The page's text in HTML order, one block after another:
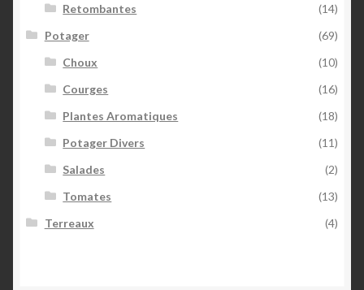
Retombantes
(14)
Potager
(69)
Choux
(10)
Courges
(16)
Plantes Aromatiques
(18)
Potager Divers
(11)
Salades
(2)
Tomates
(13)
Terreaux
(4)